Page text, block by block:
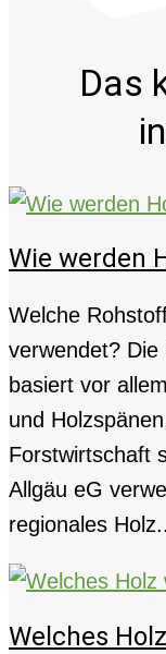
Das
Wie werden
Welche
verwendet? Die
basiert vor
und
Forstwirtschaft
Allgäu eG
regionales
Welches